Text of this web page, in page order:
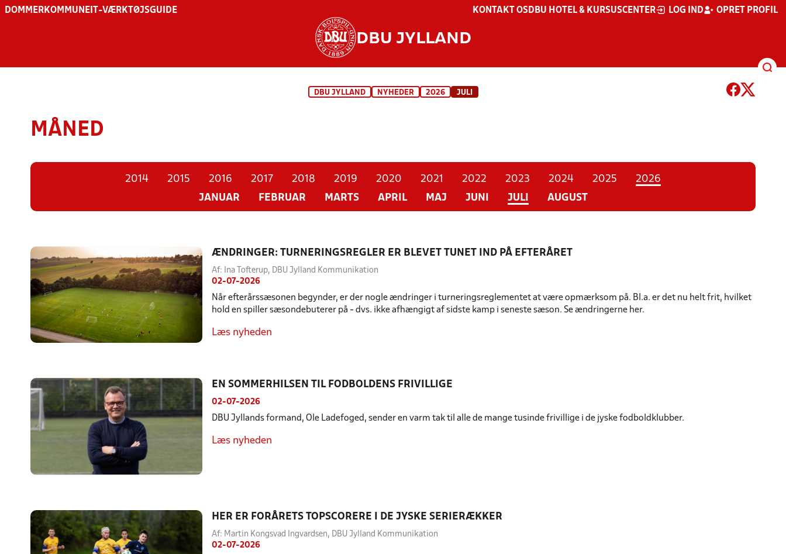
DOMMER KOMMUNE IT-VÆRKTØJSGUIDE KONTAKT OS DBU HOTEL & KURSUSCENTER LOG IND OPRET PROFIL
DBU JYLLAND
DBU JYLLAND NYHEDER 2026 JULI
MÅNED
2014 2015 2016 2017 2018 2019 2020 2021 2022 2023 2024 2025
2026
JANUAR
FEBRUAR MARTS APRIL MAJ JUNI JULI AUGUST
ÆNDRINGER: TURNERINGSREGLER ER BLEVET TUNET IND PÅ EFTERÅRET
Af: Ina Tofterup, DBU Jylland Kommunikation
02-07-2026
Når efterårssæsonen begynder, er der nogle ændringer i turneringsreglementet at være opmærksom på. Bl.a. er det nu helt frit, hvilket
hold en spiller sæsondebuterer på - dvs. ikke afhængigt af sidste kamp i seneste sæson. Se ændringerne her.
Læs nyheden
EN SOMMERHILSEN TIL FODBOLDENS FRIVILLIGE
02-07-2026
DBU Jyllands formand, Ole Ladefoged, sender en varm tak til alle de mange tusinde frivillige i de jyske fodboldklubber.
Læs nyheden
HER ER FORÅRETS TOPSCORERE I DE JYSKE SERIERÆKKER
Af: Martin Kongsvad Ingvardsen, DBU Jylland Kommunikation
02-07-2026